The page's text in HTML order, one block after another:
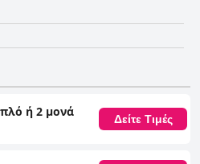
ή 2 μονά
Δείτε Τιμές